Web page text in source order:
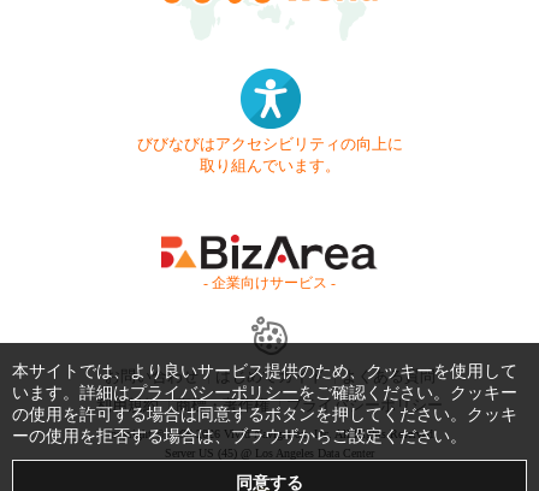
びびなびはアクセシビリティの向上に
取り組んでいます。
- 企業向けサービス -
お問い合わせ はじめてガイド
よくある質問
利用規約
商標・著作権 プライバシーポリシー
Copyright © 1999-2026 Vivid Navigation, Inc. All Rights Reserved.
Server US (45) @ Los Angeles Data Center
本サイトでは、より良いサービス提供のため、クッキーを使用して
います。詳細はプライバシーポリシーをご確認ください。クッキー
の使用を許可する場合は同意するボタンを押してください。クッキ
ーの使用を拒否する場合は、ブラウザからご設定ください。